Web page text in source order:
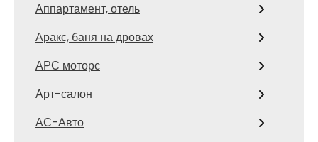
Аппартамент, отель
Аракс, баня на дровах
АРС моторс
Арт-салон
АС-Авто